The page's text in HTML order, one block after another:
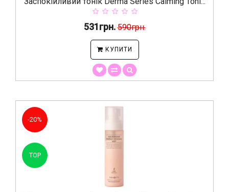
531грн. 590грн.
КУПИТИ
-20%
TOP